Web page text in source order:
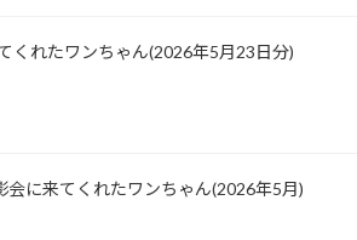
くれたワンちゃん(2026年5月23日分)
に来てくれたワンちゃん(2026年5月)